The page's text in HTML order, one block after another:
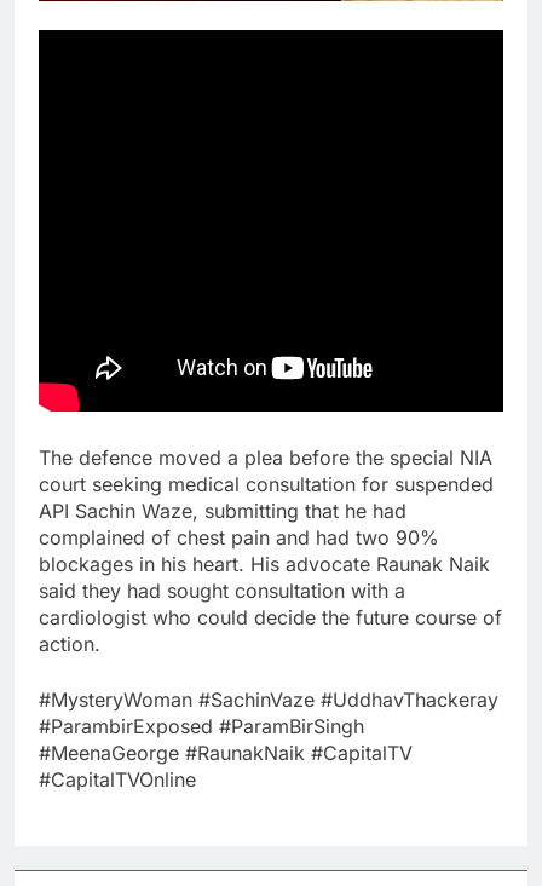
The defence moved a plea before the special NIA
court seeking medical consultation for suspended
API Sachin Waze, submitting that he had
complained of chest pain and had two 90%
blockages in his heart. His advocate Raunak Naik
said they had sought consultation with a
cardiologist who could decide the future course of
action.
#MysteryWoman​ #SachinVaze​ #UddhavThackeray​
#ParambirExposed​ #ParamBirSingh​
#MeenaGeorge​ #RaunakNaik​ #CapitalTV​
#CapitalTVOnline​